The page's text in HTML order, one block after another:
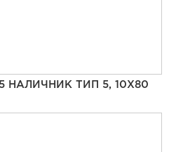
НАЛИЧНИК ТИП 5, 10Х80